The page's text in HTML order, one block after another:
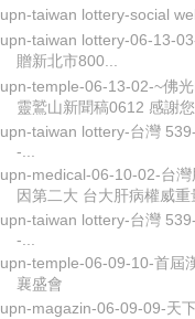
upn-taiwan lottery-social
upn-taiwan lottery-06-13-
贈新北市800...
upn-temple-06-13-02-~佛光
靈鷲山新聞稿0612 感謝
upn-taiwan lottery-台灣
-...
upn-medical-06-10-02-台
因第二大 台大肝病權威重
upn-taiwan lottery-台灣
-...
upn-temple-06-09-10-首屆
襄盛會 ​​
upn-magazin-06-09-09-天